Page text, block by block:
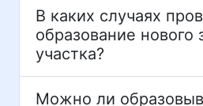
В каких случаях
образование нового
участка?
Можно ли